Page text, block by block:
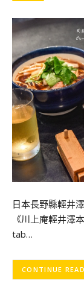
日本長野縣輕井
《川上庵輕井澤
tab…
CONTINUE